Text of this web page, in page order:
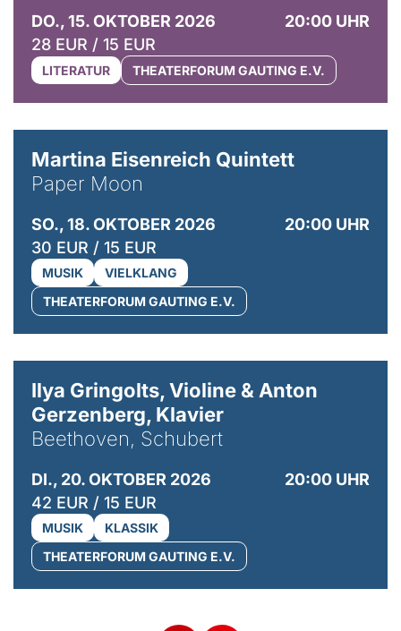
DO., 15. OKTOBER 2026
20:00 UHR
28 EUR / 15 EUR
LITERATUR THEATERFORUM GAUTING E.V.
Martina Eisenreich Quintett
Paper Moon
SO., 18. OKTOBER 2026
20:00 UHR
30 EUR / 15 EUR
MUSIK
VIELKLANG
THEATERFORUM GAUTING E.V.
Ilya Gringolts, Violine & Anton
Gerzenberg, Klavier
Beethoven, Schubert
DI., 20. OKTOBER 2026
20:00 UHR
42 EUR / 15 EUR
MUSIK
KLASSIK
THEATERFORUM GAUTING E.V.